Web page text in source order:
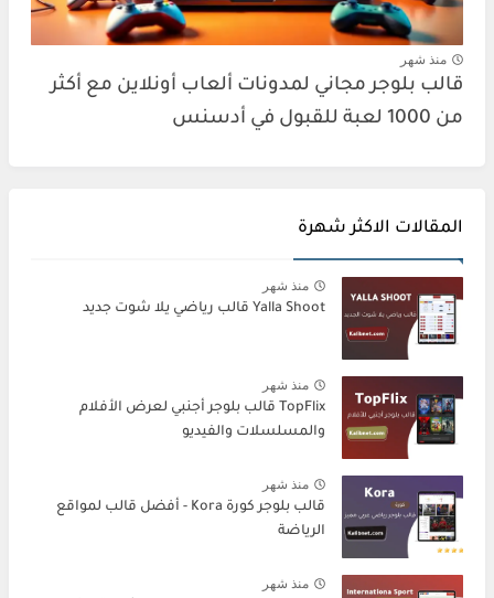
منذ شهر
قالب بلوجر مجاني لمدونات ألعاب أونلاين مع أكثر
من 1000 لعبة للقبول في أدسنس
المقالات الاكثر شهرة
منذ شهر
Yalla Shoot قالب رياضي يلا شوت جديد
منذ شهر
TopFlix قالب بلوجر أجنبي لعرض الأفلام
والمسلسلات والفيديو
منذ شهر
قالب بلوجر كورة Kora - أفضل قالب لمواقع
الرياضة
منذ شهر